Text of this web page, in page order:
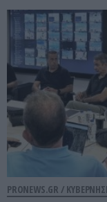
PRONEWS.GR /